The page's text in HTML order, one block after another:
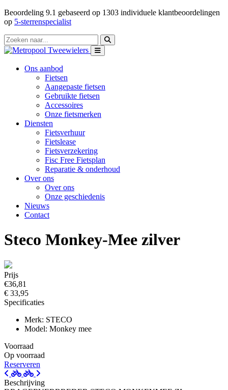
Beoordeling 9.1 gebaseerd op 1303 individuele klantbeoordelingen
op 5-sterrenspecialist
Ons aanbod
Fietsen
Aangepaste fietsen
Gebruikte fietsen
Accessoires
Onze fietsmerken
Diensten
Fietsverhuur
Fietslease
Fietsverzekering
Fisc Free Fietsplan
Reparatie & onderhoud
Over ons
Over ons
Onze geschiedenis
Nieuws
Contact
Steco Monkey-Mee zilver
Prijs
€36,81
€ 33,95
Specificaties
Merk: STECO
Model: Monkey mee
Voorraad
Op voorraad
Reserveren
Beschrijving